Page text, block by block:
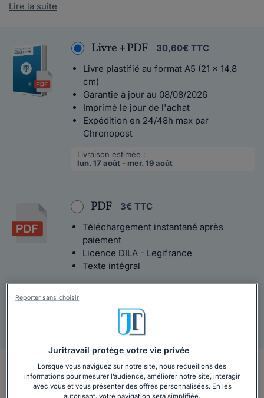
Lire la suite
Livre + PDF
30,60€ TTC
Livre plastifié au format A5 (21 x 14,8
cm)
Garantie à jour au 08/08/2026
Imprimé le jour de l'achat
Expédition en 24/48h max par
Chronopost
Livraison estimée :
lun. 17 août - mer. 19 août
PDF
3€ TTC
Téléchargement instantané après
paiement
Licence DILA - Legifrance
Texte intégral
Salarié de Kfc, à quelle convention êtes-vous
soumis ?
Juritravail protège votre vie privée
Lorsque vous naviguez sur notre site, nous recueillons des
informations pour mesurer l’audience, améliorer notre site, interagir
avec vous et vous présenter des offres personnalisées. En les
Reporter sans choisir